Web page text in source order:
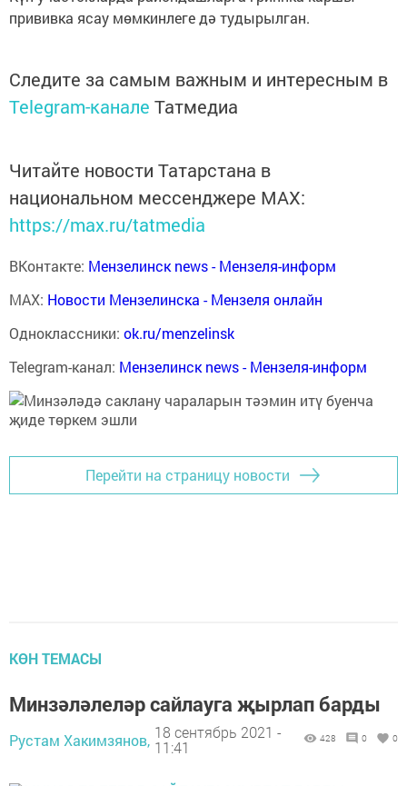
прививка ясау мөмкинлеге дә тудырылган.
Следите за самым важным и интересным в
Telegram-канале Татмедиа
Читайте новости Татарстана в
национальном мессенджере MАХ:
https://max.ru/tatmedia
ВКонтакте: Мензелинск news - Мензеля-информ
MAX: Новости Мензелинска - Мензеля онлайн
Одноклассники: ok.ru/menzelinsk
Telegram-канал: Мензелинск news - Мензеля-информ
Перейти на страницу новости
КӨН ТЕМАСЫ
Минзәләлеләр сайлауга җырлап барды
Рустам Хакимзянов, 18 сентябрь 2021 -
11:41
428 0 0